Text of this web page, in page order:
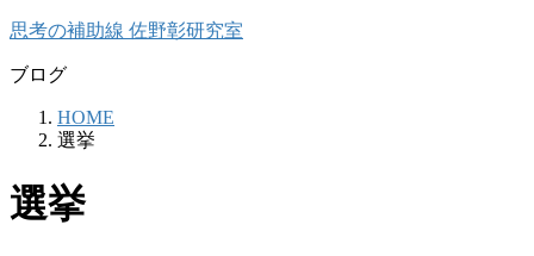
コ
テ
ス
キ
ナ
ゲ
ン
に
思考の補助線 佐野彰研究室
ブログ
HOME
選挙
選挙